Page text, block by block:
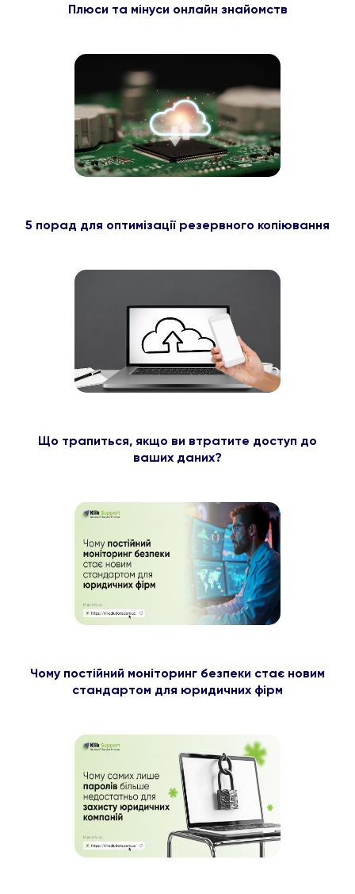
Плюси та мінуси онлайн знайомств
5 порад для оптимізації резервного копіювання
Що трапиться, якщо ви втратите доступ до
ваших даних?
Чому постійний моніторинг безпеки стає новим
стандартом для юридичних фірм